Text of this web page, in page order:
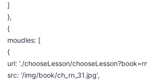
]
},
{
moudles: [
{
url: ‘./chooseLesson/
src: ‘/img/book/ch_rn_31.jpg’,